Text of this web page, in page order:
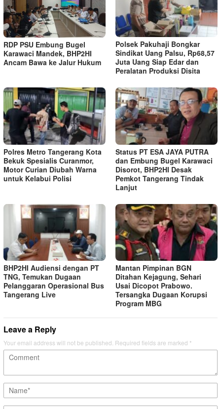
RDP PSU Embung Bugel
Karawaci Mandek, BHP2HI
Ancam Bawa ke Jalur Hukum
Polsek Pakuhaji Bongkar
Sindikat Uang Palsu, Rp68,57
Juta Uang Siap Edar dan
Peralatan Produksi Disita
Polres Metro Tangerang Kota
Bekuk Spesialis Curanmor,
Motor Curian Diubah Warna
untuk Kelabui Polisi
Status PT ESA JAYA PUTRA
dan Embung Bugel Karawaci
Disorot, BHP2HI Desak
Pemkot Tangerang Tindak
Lanjut
BHP2HI Audiensi dengan PT
TNG, Temukan Dugaan
Pelanggaran Operasional Bus
Tangerang Live
Mantan Pimpinan BGN
Ditahan Kejagung, Sehari
Usai Dicopot Prabowo.
Tersangka Dugaan Korupsi
Program MBG
Leave a Reply
Your email address will not be published. Required fields are marked *